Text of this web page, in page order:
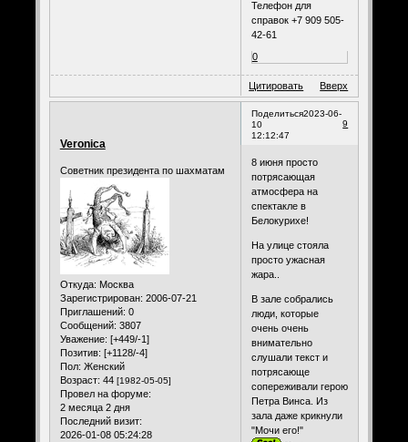
Телефон для
справок +7 909 505-
42-61
0
Цитировать Вверх
Поделиться
9
2023-06-
10
12:12:47
Veronica
Советник президента по шахматам
Откуда: Москва
Зарегистрирован: 2006-07-21
Приглашений: 0
Сообщений: 3807
Уважение: [+449/-1]
Позитив: [+1128/-4]
Пол: Женский
Возраст: 44 [1982-05-05]
Провел на форуме:
2 месяца 2 дня
Последний визит:
2026-01-08 05:24:28
8 июня просто
потрясающая
атмосфера на
спектакле в
Белокурихе!
На улице стояла
просто ужасная
жара..
В зале собрались
люди, которые
очень очень
внимательно
слушали текст и
потрясающе
сопереживали герою
Петра Винса. Из
зала даже крикнули
"Мочи его!"